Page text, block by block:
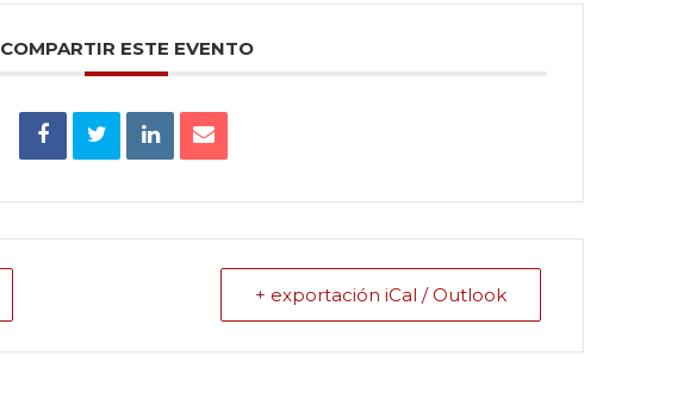
COMPARTIR ESTE EVENTO
+ exportación iCal / Outlook